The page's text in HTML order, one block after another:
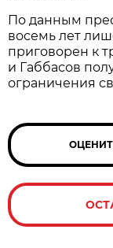
По данным
восемь лет
приговорен к
и Габбасов
ограничения